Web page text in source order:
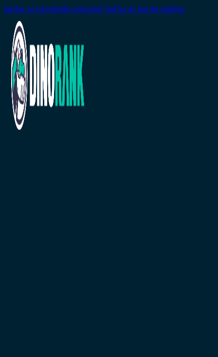
Saltar al contenido principal Saltar al pie de página